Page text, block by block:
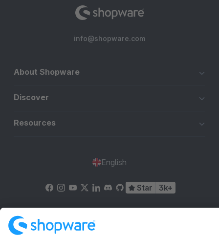
info@shopware.com
About Shopware
Discover
Resources
English
Star 3k+
Terms & Conditions